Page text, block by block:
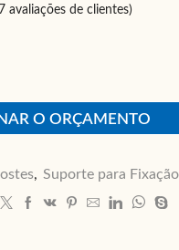
7 avaliações de clientes)
O ORÇAMENTO
, Suporte para